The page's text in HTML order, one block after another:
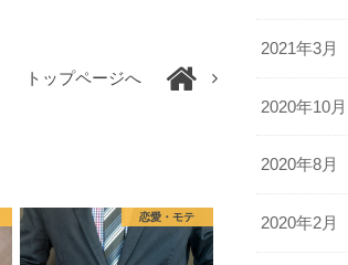
トップページへ
恋愛・モテ
2021年3月
2020年10月
2020年8月
2020年2月